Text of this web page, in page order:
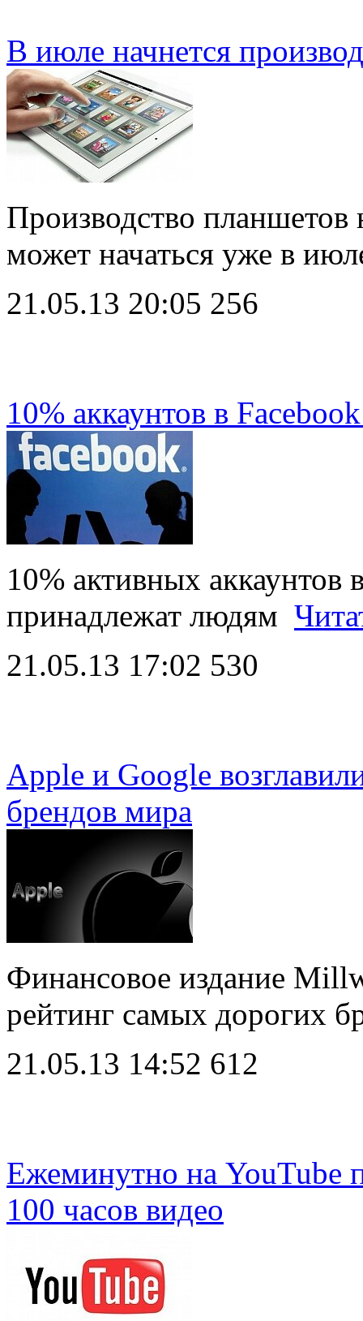
В июле начнется
Производство
может начаться уже в
21.05.13 20:05 256
10% аккаунтов в
10% активных аккаунтов
принадлежат людям
21.05.13 17:02 530
Apple и Google
брендов мира
Финансовое издание
рейтинг самых дорогих
21.05.13 14:52 612
Ежеминутно на YouTube
100 часов видео